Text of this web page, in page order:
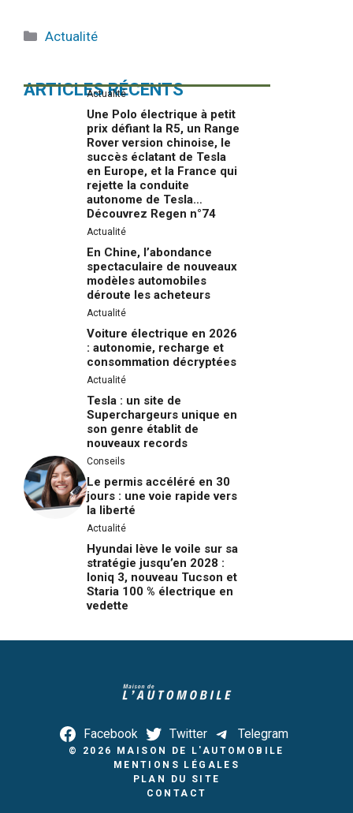
Catégories
Actualité
ARTICLES RÉCENTS
Actualité
Une Polo électrique à petit
prix défiant la R5, un Range
Rover version chinoise, le
succès éclatant de Tesla
en Europe, et la France qui
rejette la conduite
autonome de Tesla…
Découvrez Regen n°74
Actualité
En Chine, l’abondance
spectaculaire de nouveaux
modèles automobiles
déroute les acheteurs
Actualité
Voiture électrique en 2026
: autonomie, recharge et
consommation décryptées
Actualité
Tesla : un site de
Superchargeurs unique en
son genre établit de
nouveaux records
Conseils
Le permis accéléré en 30
jours : une voie rapide vers
la liberté
Actualité
Hyundai lève le voile sur sa
stratégie jusqu’en 2028 :
Ioniq 3, nouveau Tucson et
Staria 100 % électrique en
vedette
Facebook Twitter Telegram
© 2026 MAISON DE L'AUTOMOBILE
MENTIONS LÉGALES
PLAN DU SITE
CONTACT